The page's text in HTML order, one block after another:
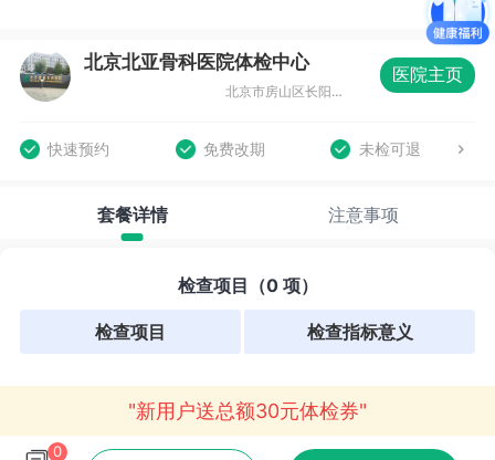
北京北亚骨科医院体检中心
北京市房山区长阳昊天北大街20号
医院主页
快速预约 免费改期 未检可退
套餐详情 注意事项
检查项目（0 项）
检查项目 检查指标意义
"新用户送总额30元体检券"
0